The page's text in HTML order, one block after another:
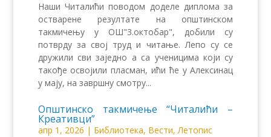
Наши Читалићи поводом доделе диплома за
остварене резултате на општинском
такмичењу у ОШ"3.октобар", добили су
потврду за свој труд и читање. Лепо су се
дружили сви заједно а са ученицима који су
такође освојили пласман, ићи ће у Алексинац
у мају, на завршну смотру...
Општинско такмичење “Читалићи –
Креативци”
апр 1, 2026 | Библиотека, Вести,Летопис